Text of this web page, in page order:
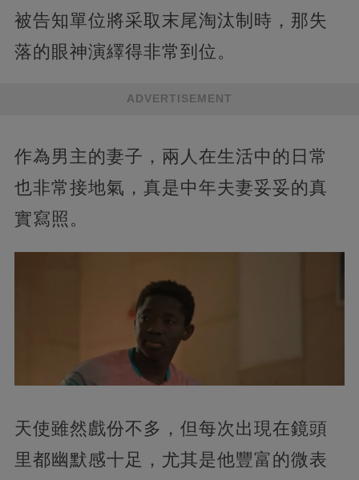
被告知單位將采取末尾淘汰制時，那失
落的眼神演繹得非常到位。
ADVERTISEMENT
作為男主的妻子，兩人在生活中的日常
也非常接地氣，真是中年夫妻妥妥的真
實寫照。
天使雖然戲份不多，但每次出現在鏡頭
里都幽默感十足，尤其是他豐富的微表